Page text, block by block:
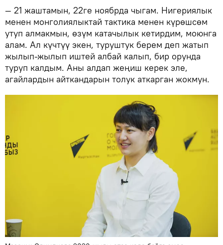
— 21 жаштамын, 22ге ноябрда чыгам. Нигериялык
менен монголиялыктай тактика менен күрөшсөм
утуп алмакмын, өзүм катачылык кетирдим, моюнга
алам. Ал күчтүү экен, туруштук берем деп жатып
жылып-жылып иштей албай калып, бир орунда
туруп калдым. Аны алдап жеңиш керек эле,
агайлардын айткандарын толук аткарган жокмун.